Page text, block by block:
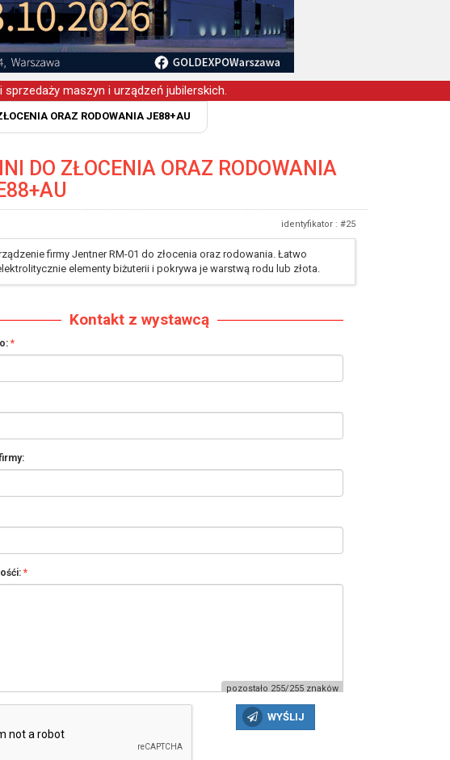
maszyn i urządzeń jubilerskich.
ORAZ RODOWANIA JE88+AU
DO ZŁOCENIA ORAZ RODOWANIA
identyfikator : #25
firmy Jentner RM-01 do złocenia oraz rodowania. Łatwo
elementy biżuterii i pokrywa je warstwą rodu lub złota.
Kontakt z wystawcą
WYŚLIJ
pozostało 255/255 znaków